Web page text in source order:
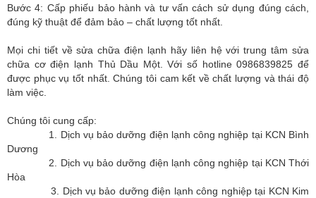
Bước 4: Cấp phiếu bảo hành và tư vấn cách sử dụng đúng cách,
đúng kỹ thuật để đảm bảo – chất lượng tốt nhất.
Mọi chi tiết về sửa chữa điện lạnh hãy liên hệ với trung tâm sửa
chữa cơ điện lạnh Thủ Dầu Một. Với số hotline 0986839825 để
được phục vụ tốt nhất. Chúng tôi cam kết về chất lượng và thái độ
làm việc.
Chúng tôi cung cấp:
1. Dịch vụ bảo dưỡng điện lạnh công nghiệp tại KCN Bình
Dương
2. Dịch vụ bảo dưỡng điện lạnh công nghiệp tại KCN Thới
Hòa
3. Dịch vụ bảo dưỡng điện lạnh công nghiệp tại KCN Kim